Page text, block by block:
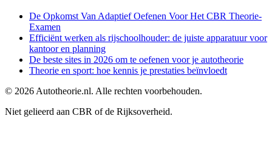
De Opkomst Van Adaptief Oefenen Voor Het CBR Theorie-
Examen
Efficiënt werken als rijschoolhouder: de juiste apparatuur voor
kantoor en planning
De beste sites in 2026 om te oefenen voor je autotheorie
Theorie en sport: hoe kennis je prestaties beïnvloedt
© 2026 Autotheorie.nl. Alle rechten voorbehouden.
Niet gelieerd aan CBR of de Rijksoverheid.